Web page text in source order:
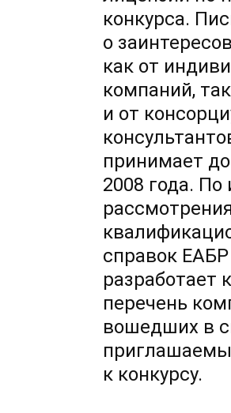
конкурса.
о
как от
компаний, так
и от
принимает до
2008 года. По
справок ЕАБР
разработает
перечень
вошедших в
к конкурсу.